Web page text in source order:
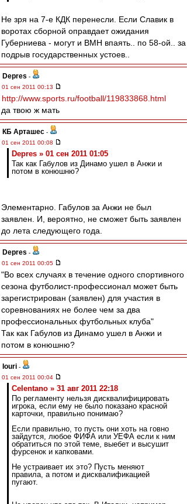
Не зря на 7-е КДК перенесли. Если Славик в
воротах сборной оправдает ожидания
Губерниева - могут и ВМН впаять.. по 58-ой.. за
подрыв государственных устоев..
Depres -
01 сен 2011 00:13
http://www.sports.ru/football/119833868.html
да твою ж мать
КБ Арташес -
01 сен 2011 00:08
Depres » 01 сен 2011 01:05
Так как Габулов из Динамо ушел в Анжи и
потом в конюшню?
Элементарно. Габулов за Анжи не был
заявлен. И, вероятно, не сможет быть заявлен
до лета следующего года.
Depres -
01 сен 2011 00:05
"Во всех случаях в течение одного спортивного
сезона футболист-профессионал может быть
зарегистрирован (заявлен) для участия в
соревнованиях не более чем за два
профессиональных футбольных клуба"
Так как Габулов из Динамо ушел в Анжи и
потом в конюшню?
Iouri -
01 сен 2011 00:04
Celentano » 31 авг 2011 22:18
По регламенту нельзя дисквалифицировать
игрока, если ему не было показано красной
карточки, правильно понимаю?
Если правильно, то пусть они хоть на говно
зайдутся, любое ФИФА или УЕФА если к ним
обратиться по этой теме, выебет и высушит
фурсенок и капковами.
Не устраивает их это? Пусть меняют
правила, а потом и дисквалификацией
пугают.